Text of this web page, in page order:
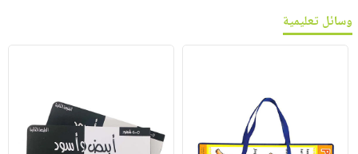
وسائل تعليمية